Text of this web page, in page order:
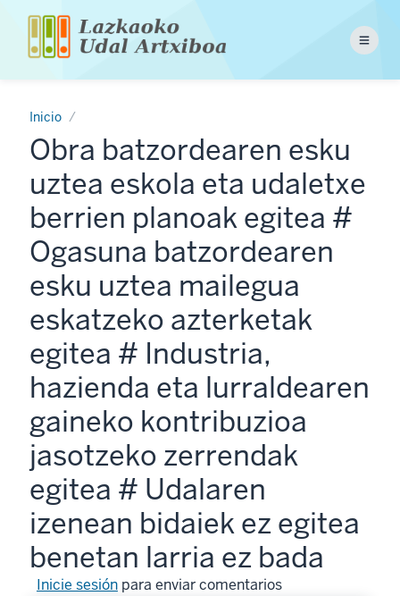
contenido
Menu
Inicio
Obra batzordearen esku
uztea eskola eta udaletxe
berrien planoak egitea #
Ogasuna batzordearen
esku uztea mailegua
eskatzeko azterketak
egitea # Industria,
hazienda eta lurraldearen
gaineko kontribuzioa
jasotzeko zerrendak
egitea # Udalaren
izenean bidaiek ez egitea
benetan larria ez bada
Inicie sesiónpara enviar comentarios